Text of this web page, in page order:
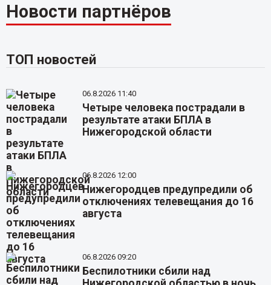
Новости партнёров
ТОП новостей
06.8.2026 11:40
Четыре человека пострадали в
результате атаки БПЛА в
Нижегородской области
06.8.2026 12:00
Нижегородцев предупредили об
отключениях телевещания до 16
августа
06.8.2026 09:20
Беспилотники сбили над